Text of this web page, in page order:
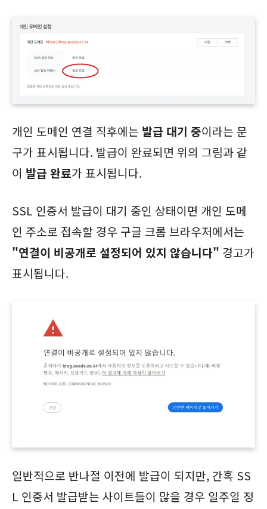
개인 도메인 연결 직후에는 발급 대기 중이라는 문
구가 표시됩니다. 발급이 완료되면 위의 그림과 같
이 발급 완료가 표시됩니다.
SSL 인증서 발급이 대기 중인 상태이면 개인 도메
인 주소로 접속할 경우 구글 크롬 브라우저에서는
"연결이 비공개로 설정되어 있지 않습니다" 경고가
표시됩니다.
일반적으로 반나절 이전에 발급이 되지만, 간혹 SS
L 인증서 발급받는 사이트들이 많을 경우 일주일 정